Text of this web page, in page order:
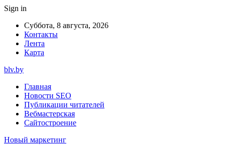
Sign in
Суббота, 8 августа, 2026
Контакты
Лента
Карта
blv.by
Главная
Новости SEO
Публикации читателей
Вебмастерская
Сайтостроение
Новый маркетинг